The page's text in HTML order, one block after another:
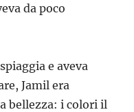
da poco
e aveva
Jamil era
bellezza: i colori il